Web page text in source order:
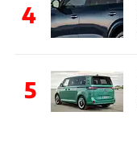
4
5